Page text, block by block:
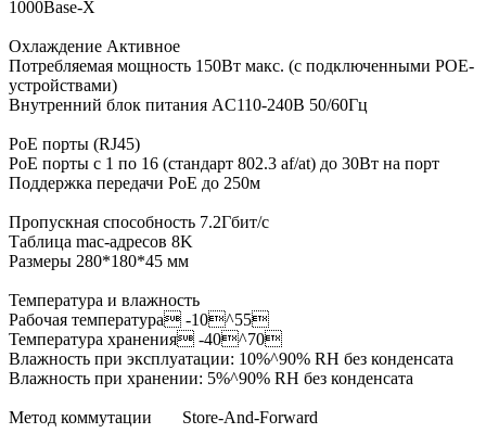
1000Base-X
Охлаждение Активное
Потребляемая мощность 150Вт макс. (с подключенными POE-
устройствами)
Внутренний блок питания AC110-240В 50/60Гц
PoE порты (RJ45)
PoE порты с 1 по 16 (стандарт 802.3 af/at) до 30Вт на порт
Поддержка передачи PoE до 250м
Пропускная способность 7.2Гбит/с
Таблица mac-адресов 8K
Размеры 280*180*45 мм
Температура и влажность
Рабочая температура -10^55
Температура хранения -40^70
Влажность при эксплуатации: 10%^90% RH без конденсата
Влажность при хранении: 5%^90% RH без конденсата
Метод коммутации Store-And-Forward